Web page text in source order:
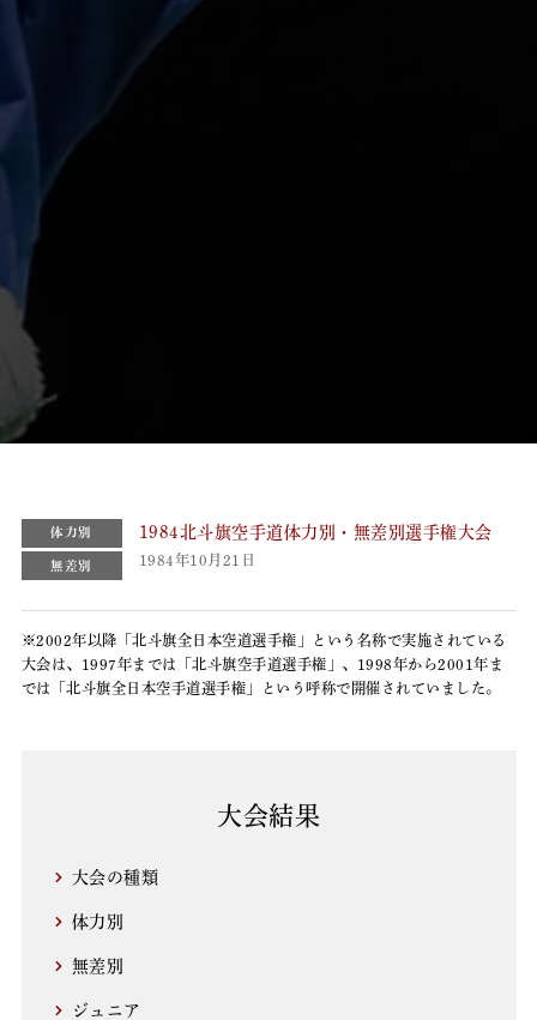
体力別
無差別
1984北斗旗空手道体力別・無差別選手権大会
1984年10月21日
※2002年以降「北斗旗全日本空道選手権」という名称で実施されている
大会は、1997年までは「北斗旗空手道選手権」、1998年から2001年ま
では「北斗旗全日本空手道選手権」という呼称で開催されていました。
大会結果
大会の種類
体力別
無差別
ジュニア